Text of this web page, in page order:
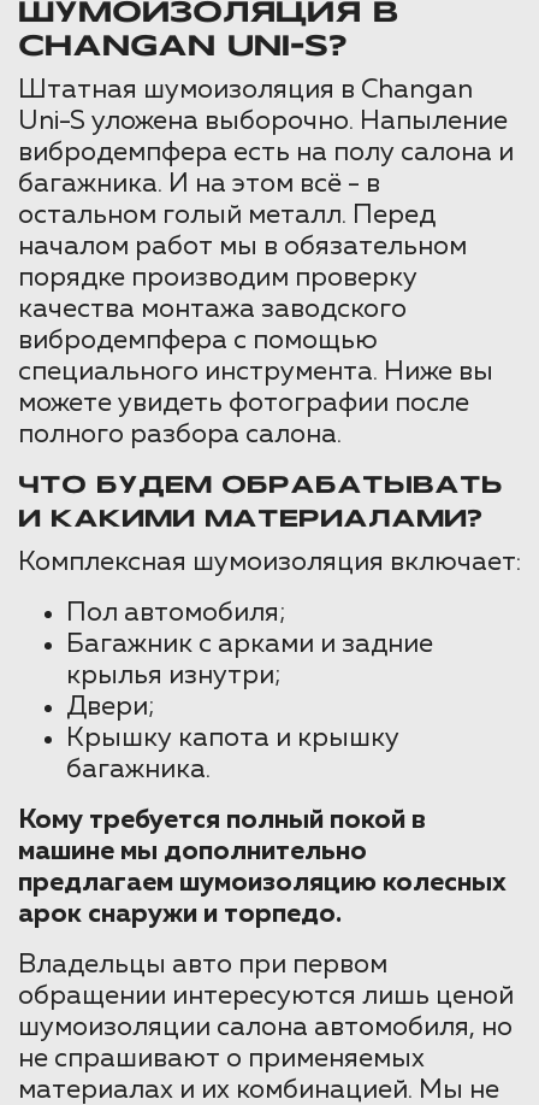
ШУМОИЗОЛЯЦИЯ В
CHANGAN UNI-S?
Штатная шумоизоляция в Changan
Uni-S уложена выборочно. Напыление
вибродемпфера есть на полу салона и
багажника. И на этом всё - в
остальном голый металл. Перед
началом работ мы в обязательном
порядке производим проверку
качества монтажа заводского
вибродемпфера с помощью
специального инструмента. Ниже вы
можете увидеть фотографии после
полного разбора салона.
ЧТО БУДЕМ ОБРАБАТЫВАТЬ
И КАКИМИ МАТЕРИАЛАМИ?
Комплексная шумоизоляция включает:
Пол автомобиля;
Багажник с арками и задние
крылья изнутри;
Двери;
Крышку капота и крышку
багажника.
Кому требуется полный покой в
машине мы дополнительно
предлагаем шумоизоляцию колесных
арок снаружи и торпедо.
Владельцы авто при первом
обращении интересуются лишь ценой
шумоизоляции салона автомобиля, но
не спрашивают о применяемых
материалах и их комбинацией. Мы не